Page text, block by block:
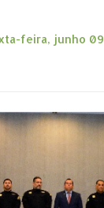
feira, junho